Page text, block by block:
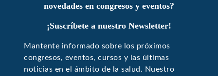
novedades en congresos y eventos?
¡Suscríbete a nuestro Newsletter!
Mantente informado sobre los próximos
congresos, eventos, cursos y las últimas
noticias en el ámbito de la salud. Nuestro